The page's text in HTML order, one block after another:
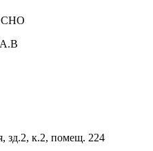
А.В
зд.2, к.2, помещ. 224